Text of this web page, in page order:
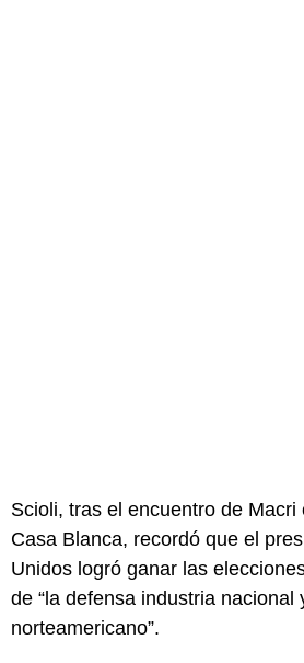
Scioli, tras el encuentro de Macri
Casa Blanca, recordó que el
Unidos logró ganar las
de “la defensa industria nacional
norteamericano”.